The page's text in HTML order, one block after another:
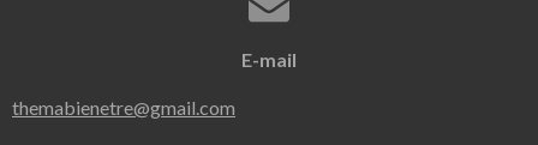
E-mail
themabienetre@gmail.com